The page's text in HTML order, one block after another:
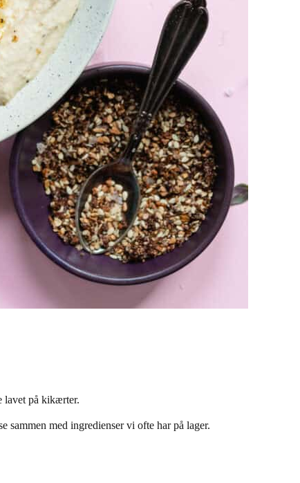
lavet på kikærter.
med ingredienser vi ofte har på lager.